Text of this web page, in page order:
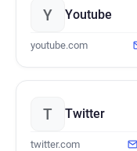
Y Youtube
youtube.com
T Twitter
twitter.com